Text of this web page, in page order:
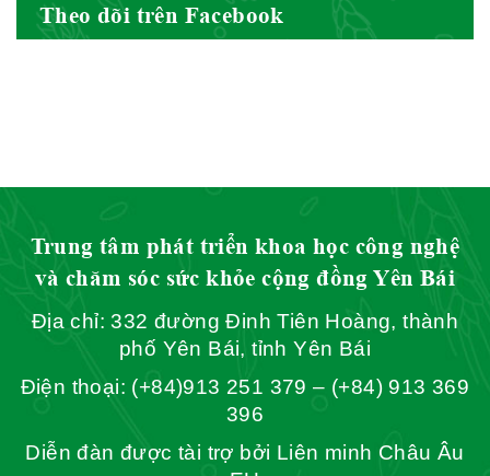
Hội Đông Y Tỉnh Sơn La
Hội Đông Y TP. Hà Nội
Theo dõi trên Facebook
Trung tâm phát triển khoa học công nghệ
và chăm sóc sức khỏe cộng đồng Yên Bái
Địa chỉ: 332 đường Đinh Tiên Hoàng, thành
phố Yên Bái, tỉnh Yên Bái
Điện thoại: (+84)913 251 379 – (+84) 913 369
396
Diễn đàn được tài trợ bởi Liên minh Châu Âu